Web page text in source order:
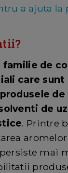
a ajuta la
de
care sunt
de
. Printre
mai